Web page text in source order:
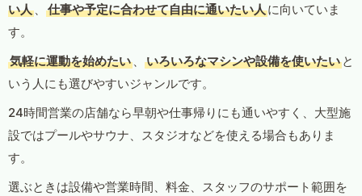
い人 、 仕事や予定に合わせて自由に通いたい人に向いていま
す。
気軽に運動を始めたい 、 いろいろなマシンや設備を使いたい と
いう人にも選びやすいジャンルです。
24時間営業の店舗なら早朝や仕事帰りにも通いやすく、大型施
設ではプールやサウナ、スタジオなどを使える場合もありま
す。
選ぶときは設備や営業時間、料金、スタッフのサポート範囲を